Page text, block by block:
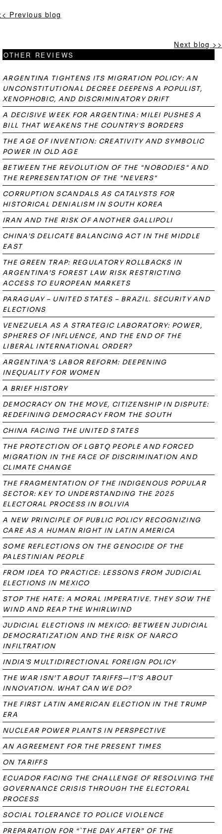
Previous blog
Next blog >>
OTHER REVIEWS
ARGENTINA TIGHTENS ITS MIGRATION POLICY: AN
UNCONSTITUTIONAL DECREE DEEPENS A POPULIST,
XENOPHOBIC, AND DISCRIMINATORY DRIFT
A DECISIVE WEEK FOR ARGENTINA: MILEI PUSHES A
BILL THAT WEAKENS THE COUNTRY'S BORDERS
THE AGE OF INVENTION: CREATIVITY AND SYMBOLIC
POWER IN OLD AGE
BETWEEN THE REVOLUTION OF THE "NOBODIES" AND
THE REPRESENTATION OF THE "NEVERS"
CORRUPTION SCANDALS AS CATALYSTS FOR
HISTORICAL DENIALISM IN SOUTH KOREA
IRAN AND THE RISK OF ANOTHER GALLIPOLI
CHINA’S DELICATE BALANCING ACT IN THE MIDDLE
EAST
THE GREEN TRAP: REGULATORY ROLLBACKS IN
ARGENTINA’S FOREST LAW RISK RESTRICTING
ACCESS TO EUROPEAN MARKETS
PARAGUAY – UNITED STATES – BRAZIL. SECURITY AND
ELECTIONS
VENEZUELA AS A STRATEGIC LABORATORY: POWER,
SPHERES OF INFLUENCE, AND THE END OF THE
LIBERAL INTERNATIONAL ORDER?
ARGENTINA’S LABOR REFORM: DEEPENING
INEQUALITY FOR WOMEN
A BRIEF HISTORY
DEMOCRACY ON THE MOVE, CITIZENSHIP IN DISPUTE:
REDEFINING DEMOCRACY FROM THE SOUTH
CHINA FACING THE UNITED STATES
THE PROTECTION OF LGBTQ PEOPLE AND FORCED
MIGRATION IN THE FACE OF DISCRIMINATION AND
CLIMATE CHANGE
THE FRAGMENTATION OF THE INDIGENOUS POPULAR
SECTOR: KEY TO UNDERSTANDING THE 2025
ELECTORAL PROCESS IN BOLIVIA
A NEW PRINCIPLE OF PUBLIC POLICY RECOGNIZING
CARE AS A HUMAN RIGHT IN LATIN AMERICA
SOME REFLECTIONS ON THE GENOCIDE OF THE
PALESTINIAN PEOPLE
FROM IDEA TO PRACTICE: LESSONS FROM JUDICIAL
ELECTIONS IN MEXICO
STOP THE HATE: A MORAL IMPERATIVE. THEY SOW THE
WIND AND REAP THE WHIRLWIND
JUDICIAL ELECTIONS IN MEXICO: BETWEEN JUDICIAL
DEMOCRATIZATION AND THE RISK OF NARCO
INFILTRATION
INDIA'S MULTIDIRECTIONAL FOREIGN POLICY
THE WAR ISN’T ABOUT TARIFFS—IT’S ABOUT
INNOVATION. WHAT CAN WE DO?
THE FIRST LATIN AMERICAN ELECTION IN THE TRUMP
ERA
NUCLEAR POWER PLANTS IN PERSPECTIVE
AN AGREEMENT FOR THE PRESENT TIMES
ON TARIFFS
ECUADOR FACING THE CHALLENGE OF RESOLVING THE
GOVERNANCE CRISIS THROUGH THE ELECTORAL
PROCESS
SOCIAL TOLERANCE TO POLICE VIOLENCE
PREPARATION FOR “`THE DAY AFTER” OF THE